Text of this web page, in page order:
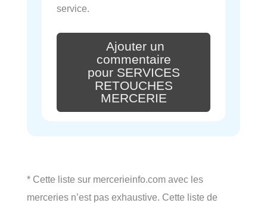
service.
Ajouter un
commentaire
pour SERVICES
RETOUCHES
MERCERIE
* Cette liste sur mercerieinfo.com avec les
merceries n’est pas exhaustive. Cette liste de